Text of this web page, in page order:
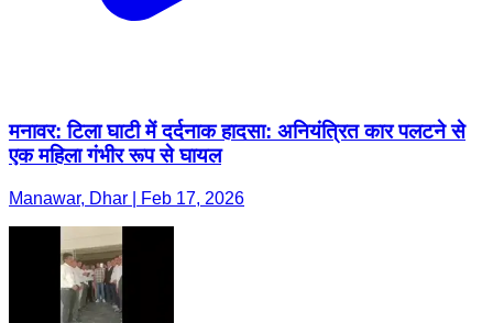
मनावर: टिला घाटी में दर्दनाक हादसा: अनियंत्रित कार पलटने से
एक महिला गंभीर रूप से घायल
Manawar, Dhar | Feb 17, 2026